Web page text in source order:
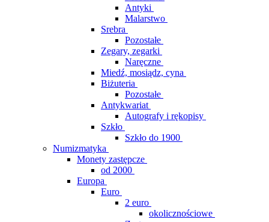
Antyki
Malarstwo
Srebra
Pozostałe
Zegary, zegarki
Naręczne
Miedź, mosiądz, cyna
Biżuteria
Pozostałe
Antykwariat
Autografy i rękopisy
Szkło
Szkło do 1900
Numizmatyka
Monety zastępcze
od 2000
Europa
Euro
2 euro
okolicznościowe